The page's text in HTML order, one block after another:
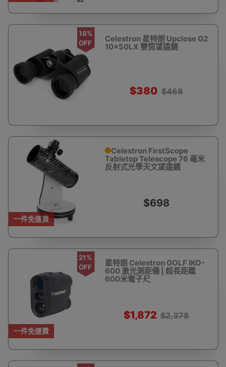
18%
OFF
Celestron 星特朗 Upclose G2
10x50LX 雙筒望遠鏡
$380 $468
一件免運費
Celestron FirstScope
Tabletop Telescope 76 毫米
反射式光學天文望遠鏡
$698
一件免運費
21%
OFF
星特朗 Celestron GOLF IKO-
600 激光測距儀 | 超長距離
600米電子尺
$1,872 $2,378